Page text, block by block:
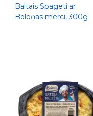
Baltais Spageti ar
Boloņas mērci, 300g